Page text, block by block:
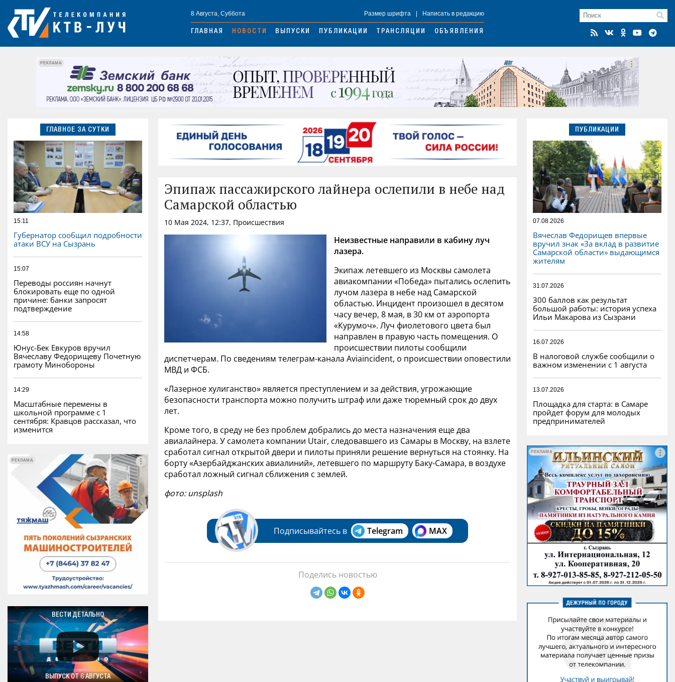
8 Августа, Суббота Размер шрифта Написать в редакцию
ГЛАВНАЯ НОВОСТИ ВЫПУСКИ ПУБЛИКАЦИИ ТРАНСЛЯЦИИ ОБЪЯВЛЕНИЯ
РЕКЛАМА
ГЛАВНОЕ ЗА СУТКИ
15:11
Губернатор сообщил подробности
атаки ВСУ на Сызрань
15:07
Переводы россиян начнут
блокировать еще по одной
причине: банки запросят
подтверждение
14:58
Юнус-Бек Евкуров вручил
Вячеславу Федорищеву Почетную
грамоту Минобороны
14:29
Масштабные перемены в
школьной программе с 1
сентября: Кравцов рассказал, что
изменится
РЕКЛАМА РЕКЛАМА
ВЕСТИ ДЕТАЛЬНО
ВЫПУСК ОТ 6 АВГУСТА
Эпипаж пассажирского лайнера ослепили в небе над
Самарской областью
10 Мая 2024, 12:37, Происшествия
Неизвестные направили в кабину луч
лазера.
Экипаж летевшего из Москвы самолета
авиакомпании «Победа» пытались ослепить
лучом лазера в небе над Самарской
областью. Инцидент произошел в десятом
часу вечер, 8 мая, в 30 км от аэропорта
«Курумоч». Луч фиолетового цвета был
направлен в правую часть помещения. О
происшествии пилоты сообщили
диспетчерам. По сведениям телеграм-канала Aviaincident, о происшествии оповестили
МВД и ФСБ.
«Лазерное хулиганство» является преступлением и за действия, угрожающие
безопасности транспорта можно получить штраф или даже тюремный срок до двух
лет.
Кроме того, в среду не без проблем добрались до места назначения еще два
авиалайнера. У самолета компании Utair, следовавшего из Самары в Москву, на взлете
сработал сигнал открытой двери и пилоты приняли решение вернуться на стоянку. На
борту «Азербайджанских авиалиний», летевшего по маршруту Баку-Самара, в воздухе
сработал ложный сигнал сближения с землей.
фото: unsplash
Подписывайтесь в Telegram MAX
Поделись новостью
ПУБЛИКАЦИИ
07.08.2026
Вячеслав Федорищев впервые
вручил знак «За вклад в развитие
Самарской области» выдающимся
жителям
31.07.2026
300 баллов как результат
большой работы: история успеха
Ильи Макарова из Сызрани
16.07.2026
В налоговой службе сообщили о
важном изменении с 1 августа
13.07.2026
Площадка для старта: в Самаре
пройдет форум для молодых
предпринимателей
РЕКЛАМА